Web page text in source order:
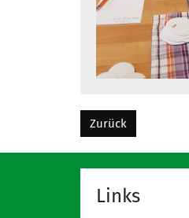
Zurück
Links